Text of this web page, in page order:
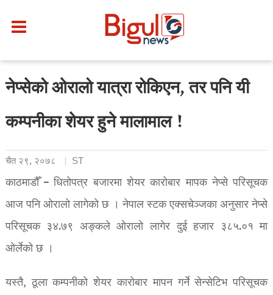
नेप्सेको ओरालो यात्रा रोकिएन, तर पनि यी
कम्पनीका शेयर हुने मालामाल !
चैत २९, २०७८ ST
काठमाडौँ – धितोपत्र बजारमा शेयर कारोबार मापक नेप्से परिसूचक
आज पनि ओरालो लागेको छ । नेपाल स्टक एक्सचेञ्जका अनुसार नेप्से
परिसूचक ३४.७९ अङ्कले ओरालो लागेर दुई हजार ३८५.०१ मा
ओर्लेको छ ।
यस्तै, ठूला कम्पनीको शेयर कारोबार मापन गर्ने सेन्सेटिभ परिसूचक